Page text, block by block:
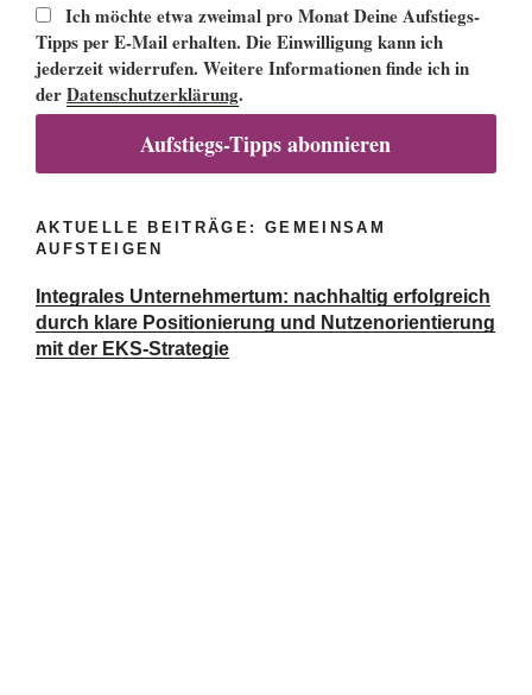
Ich möchte etwa zweimal pro Monat Deine Aufstiegs-
Tipps per E-Mail erhalten. Die Einwilligung kann ich
jederzeit widerrufen. Weitere Informationen finde ich in
derDatenschutzerklärung.
Aufstiegs-Tipps abonnieren
AKTUELLE BEITRÄGE: GEMEINSAM
AUFSTEIGEN
Integrales Unternehmertum: nachhaltig erfolgreich
durch klare Positionierung und Nutzenorientierung
mit der EKS-Strategie